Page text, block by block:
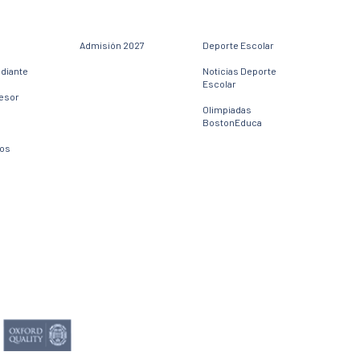
Admisión 2027 Deporte Escolar
Noticias Deporte
Escolar
Olimpiadas
BostonEduca